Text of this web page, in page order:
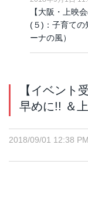
【大阪・上映
(５)：子育ての
ーナの風）
【イベント
早めに!! ＆
2018/09/01 12:38 PM